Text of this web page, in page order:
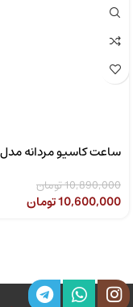
ساعت کاسیو مردانه مدل
10,890,000تومان
10,600,000تومان